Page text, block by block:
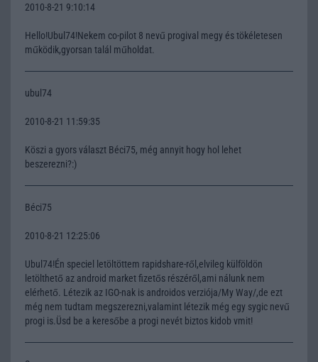
2010-8-21 9:10:14
Hello!Ubul74!Nekem co-pilot 8 nevű progival megy és tökéletesen
működik,gyorsan talál műholdat.
ubul74
2010-8-21 11:59:35
Köszi a gyors választ Béci75, még annyit hogy hol lehet
beszerezni?:)
Béci75
2010-8-21 12:25:06
Ubul74!Én speciel letöltöttem rapidshare-ről,elvileg külföldön
letölthető az android market fizetős részéről,ami nálunk nem
elérhető. Létezik az IGO-nak is androidos verziója/My Way/,de ezt
még nem tudtam megszerezni,valamint létezik még egy sygic nevű
progi is.Üsd be a keresőbe a progi nevét biztos kidob vmit!